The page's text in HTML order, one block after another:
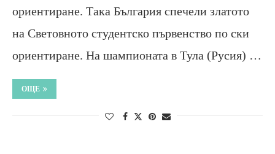
ориентиране. Така България спечели златото
на Световното студентско първенство по ски
ориентиране. На шампионата в Тула (Русия) …
ОЩЕ